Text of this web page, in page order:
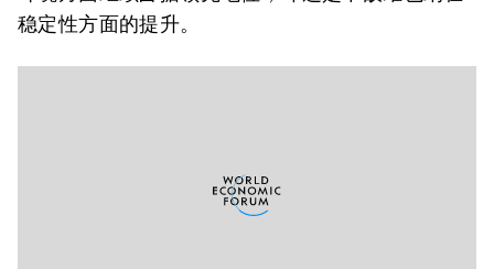
稳定性方面的提升。